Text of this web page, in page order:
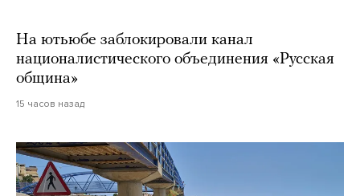
На ютьюбе заблокировали канал
националистического объединения «Русская
община»
15 часов назад